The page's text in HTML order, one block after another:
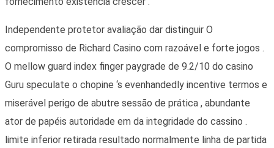
Independente protetor avaliação dar distinguir O
compromisso de Richard Casino com razoável e forte jogos .
O mellow guard index finger paygrade de 9.2/10 do casino
Guru speculate o chopine ‘s evenhandedly incentive termos e
miserável perigo de abutre sessão de prática , abundante
ator de papéis autoridade em da integridade do cassino .
limite inferior retirada resultado normalmente linha de partida